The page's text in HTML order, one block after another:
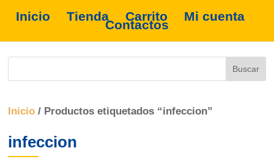
Inicio Tienda Carrito Mi cuenta
Contactos
Inicio / Productos etiquetados “infeccion”
infeccion